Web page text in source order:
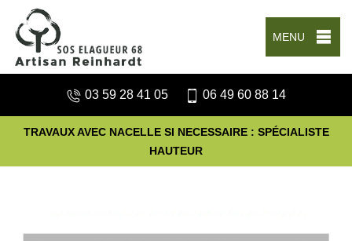
MENU
03 59 28 41 05 06 49 60 88 14
TRAVAUX AVEC NACELLE SI NECESSAIRE : SPÉCIALISTE
HAUTEUR